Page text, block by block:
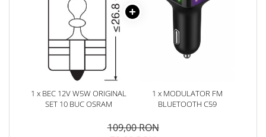
Pompa Spalator Parbriz
Accesorii Camioane
Lampi si Proiectoare Camion
Marcaje si Echipamente de
Accesorii Cabina Camion
1 x BEC 12V W5W ORIGINAL
SET 10 BUC OSRAM
1 x MODULATOR FM
BLUETOOTH C59
109,00 RON